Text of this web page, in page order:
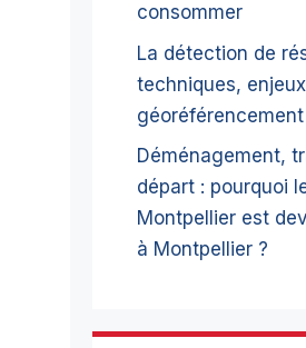
consommer
La détection de
techniques,
géoréférencement
Déménagement,
départ : pourquoi
Montpellier est
à Montpellier ?